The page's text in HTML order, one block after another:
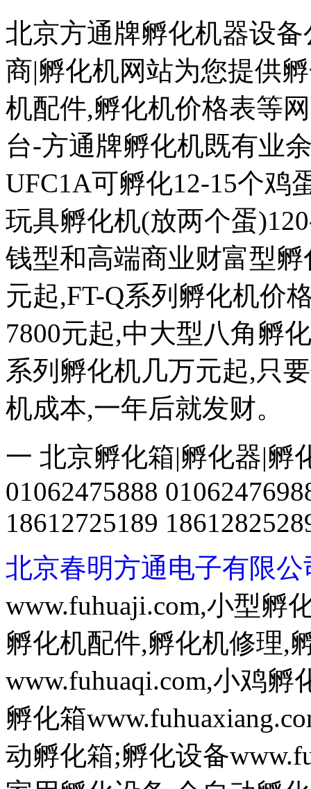
北京方通牌孵化机器设
商|孵化机网站为您提供
机配件,孵化机价格表等
台-方通牌孵化机既有业
UFC1A可孵化12-15个鸡
玩具孵化机(放两个蛋
钱型和高端商业财富型
元起,FT-Q系列孵化机价
7800元起,中大型八角孵
系列孵化机几万元起,只
机成本,一年后就发财。
一 北京孵化箱|孵化器|孵
01062475888
18612725189
北京春明方通电子有限公
www.fuhuaji.com,小型孵
孵化机配件,孵化机修理,
www.fuhuaqi.com,小鸡
孵化箱
动孵化箱;孵化设备